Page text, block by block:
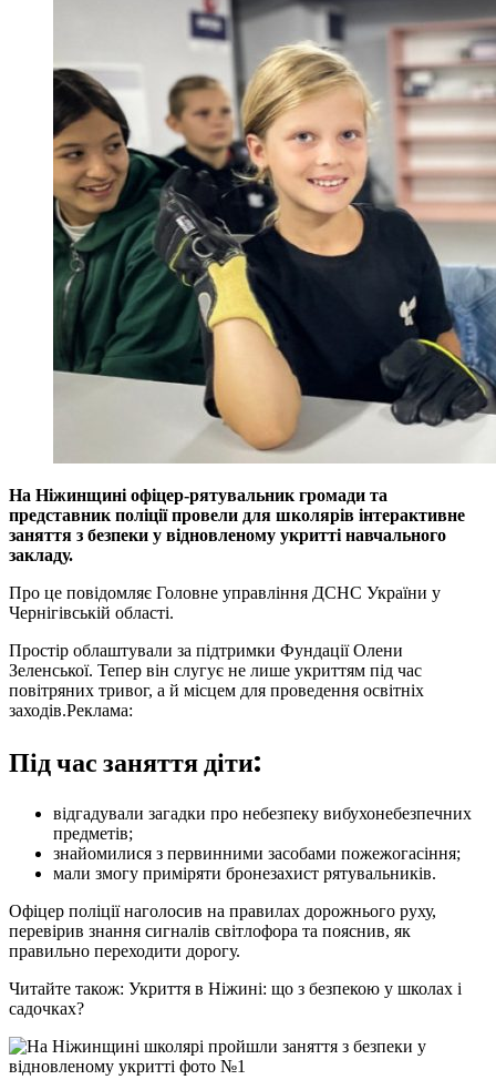
На Ніжинщині офіцер-рятувальник громади та
представник поліції провели для школярів інтерактивне
заняття з безпеки у відновленому укритті навчального
закладу.
Про це повідомляє Головне управління ДСНС України у
Чернігівській області.
Простір облаштували за підтримки Фундації Олени
Зеленської. Тепер він слугує не лише укриттям під час
повітряних тривог, а й місцем для проведення освітніх
заходів.Реклама:
Під час заняття діти:
відгадували загадки про небезпеку вибухонебезпечних
предметів;
знайомилися з первинними засобами пожежогасіння;
мали змогу приміряти бронезахист рятувальників.
Офіцер поліції наголосив на правилах дорожнього руху,
перевірив знання сигналів світлофора та пояснив, як
правильно переходити дорогу.
Читайте також: Укриття в Ніжині: що з безпекою у школах і
садочках?